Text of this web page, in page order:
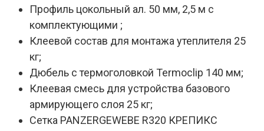
Профиль цокольный ал. 50 мм, 2,5 м с
комплектующими ;
Клеевой состав для монтажа утеплителя 25
кг;
Дюбель с термоголовкой Termoclip 140 мм;
Клеевая смесь для устройства базового
армирующего слоя 25 кг;
Сетка PANZERGEWEBE R320 КРЕПИКС